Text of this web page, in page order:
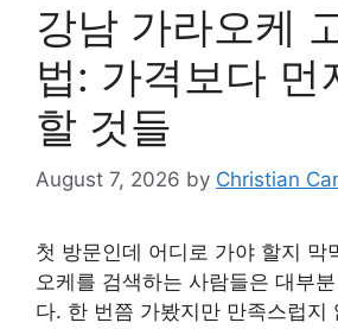
강남 가라오케
법: 가격보다 먼
할 것들
August 7, 2026 by Christian
첫 방문인데 어디로 가야 할지 막
오케를 검색하는 사람들은 대부
다. 한 번쯤 가봤지만 만족스럽지